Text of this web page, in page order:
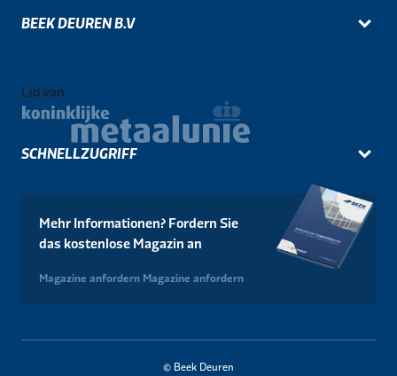
SCHNELLZUGRIFF
BEEK DEUREN B.V
Lid van
Mehr Informationen? Fordern Sie
das kostenlose Magazin an
Magazine anfordern Magazine anfordern
© Beek Deuren